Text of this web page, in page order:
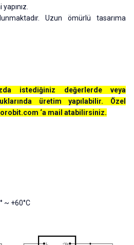
Uzun ömürlü tasarıma
istediğiniz değerlerde veya
üretim yapılabilir. Özel
‘a mail atabilirsiniz.
~ +60°C